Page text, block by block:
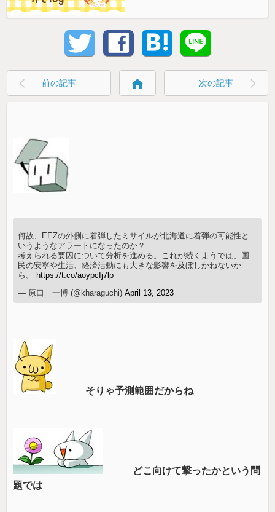
前の記事 home 次の記事
何故、EEZの外側に着弾したミサイルが北海道に着弾の可能性と
いうようなアラートになったのか？
考えられる要因について分析を進める。これが続くようでは、国
民の安寧や生活、経済活動にも大きな影響を及ぼしかねないか
ら。
https://t.co/aoypcIj7lp
— 原口 一博 (@kharaguchi)April 13, 2023
そりゃ予測範囲だからね
どこ向けて撃ったかという問
題では